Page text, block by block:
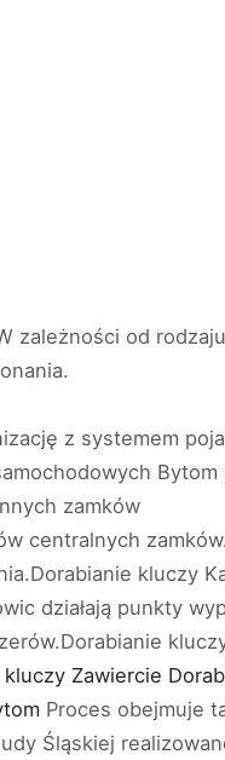
zależności od
z systemem
zamków
centralnych
kluczy
działają punkty
kluczy Zawiercie
Proces obejmuje
Śląskiej